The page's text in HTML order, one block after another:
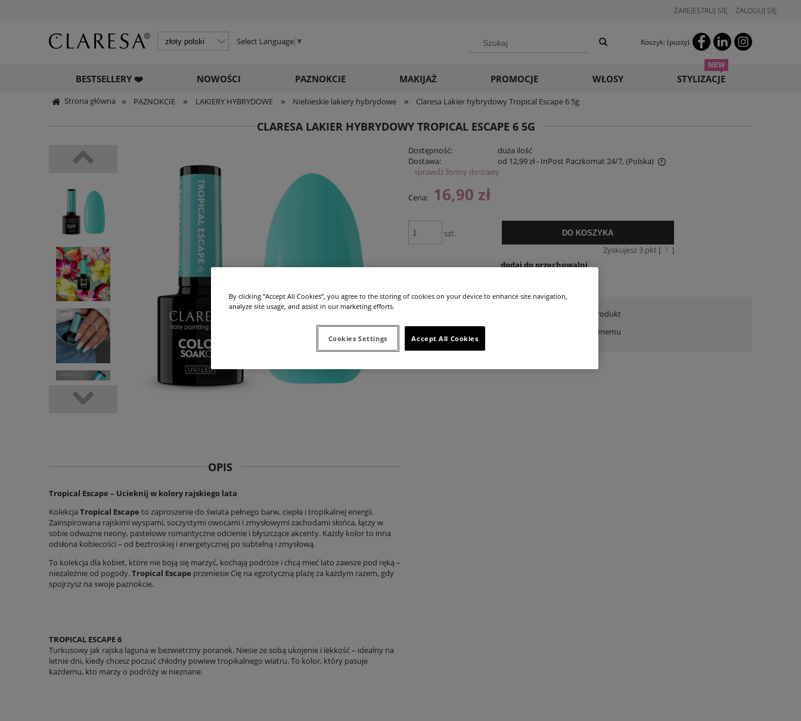
ZAREJESTRUJ SIĘ ZALOGUJ SIĘ
Koszyk: (pusty)
Select Language ▼
BESTSELLERY ❤️ NOWOŚCI PAZNOKCIE MAKIJAŻ PROMOCJE WŁOSY STYLIZACJE
Strona główna » PAZNOKCIE » LAKIERY HYBRYDOWE » Niebieskie lakiery hybrydowe » Claresa Lakier hybrydowy Tropical Escape 6 5g
CLARESA LAKIER HYBRYDOWY TROPICAL ESCAPE 6 5G
Dostępność:
duża ilość
Dostawa:
od 12,99 zł- InPost Paczkomat 24/7, (Polska)
sprawdź formy dostawy
Cena: 16,90 zł
szt. DO KOSZYKA
Zyskujesz 3pkt [ ? ]
dodaj do przechowalni
Producent: 4mass S.A.
Kod produktu: 33652
zapytaj o produkt
poleć znajomemu
OPIS
Tropical Escape – Ucieknij w kolory rajskiego lata
Kolekcja Tropical Escape to zaproszenie do świata pełnego barw, ciepła i tropikalnej energii.
Zainspirowana rajskimi wyspami, soczystymi owocami i zmysłowymi zachodami słońca, łączy w
sobie odważne neony, pastelowe romantyczne odcienie i błyszczące akcenty. Każdy kolor to inna
odsłona kobiecości – od beztroskiej i energetycznej po subtelną i zmysłową.
To kolekcja dla kobiet, które nie boją się marzyć, kochają podróże i chcą mieć lato zawsze pod ręką –
niezależnie od pogody.Tropical Escape przeniesie Cię na egzotyczną plażę za każdym razem, gdy
spojrzysz na swoje paznokcie.
TROPICAL ESCAPE 6
Turkusowy jak rajska laguna w bezwietrzny poranek. Niesie ze sobą ukojenie i lekkość – idealny na
letnie dni, kiedy chcesz poczuć chłodny powiew tropikalnego wiatru. To kolor, który pasuje
każdemu, kto marzy o podróży w nieznane.
By clicking “Accept All Cookies”, you agree to the storing of cookies on your device to enhance site navigation,
analyze site usage, and assist in our marketing efforts.
Accept All Cookies
Cookies Settings